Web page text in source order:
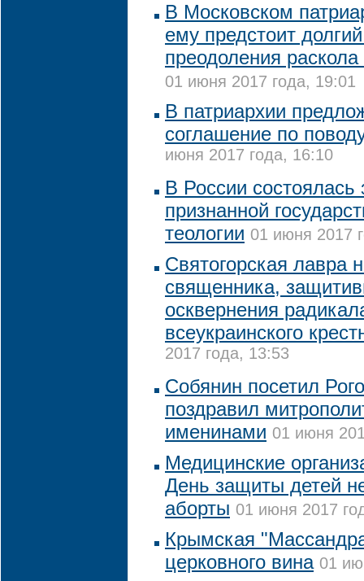
В Московском
ему предстоит
преодоления
01 июня 2017 года, 19:01
В патриархии
соглашение по
июня 2017 года, 16:10
В России
признанной
теологии 01 июня 2017
Святогорская лавра
священника,
осквернения
всеукраинского
2017 года, 13:53
Собянин посетил
поздравил
именинами 01 июня
Медицинские
День защиты детей
аборты 01 июня 2017
Крымская
церковного вина 01